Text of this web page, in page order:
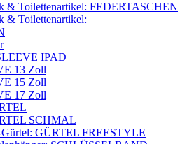
& Toilettenartikel: FEDERTASCHEN
& Toilettenartikel:
IPAD
13 Zoll
15 Zoll
17 Zoll
SCHMAL
GÜRTEL FREESTYLE